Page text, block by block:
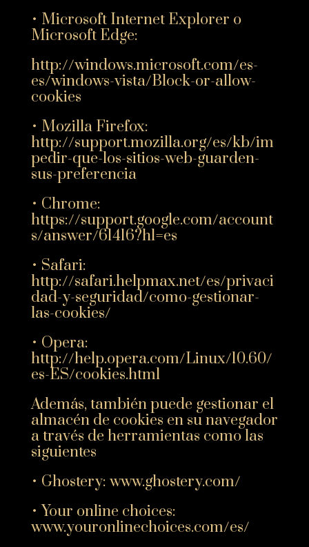
• Microsoft Internet Explorer o
Microsoft Edge:
http://windows.microsoft.com/es-
es/windows-vista/Block-or-allow-
cookies
• Mozilla Firefox:
http://support.mozilla.org/es/kb/im
pedir-que-los-sitios-web-guarden-
sus-preferencia
• Chrome:
https://support.google.com/account
s/answer/61416?hl=es
• Safari:
http://safari.helpmax.net/es/privaci
dad-y-seguridad/como-gestionar-
las-cookies/
• Opera:
http://help.opera.com/Linux/10.60/
es-ES/cookies.html
Además, también puede gestionar el
almacén de cookies en su navegador
a través de herramientas como las
siguientes
• Ghostery: www.ghostery.com/
• Your online choices:
www.youronlinechoices.com/es/